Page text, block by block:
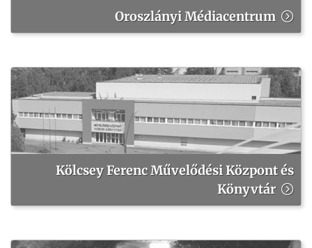
Oroszlányi Médiacentrum
Kölcsey Ferenc Művelődési Központ és
Könyvtár